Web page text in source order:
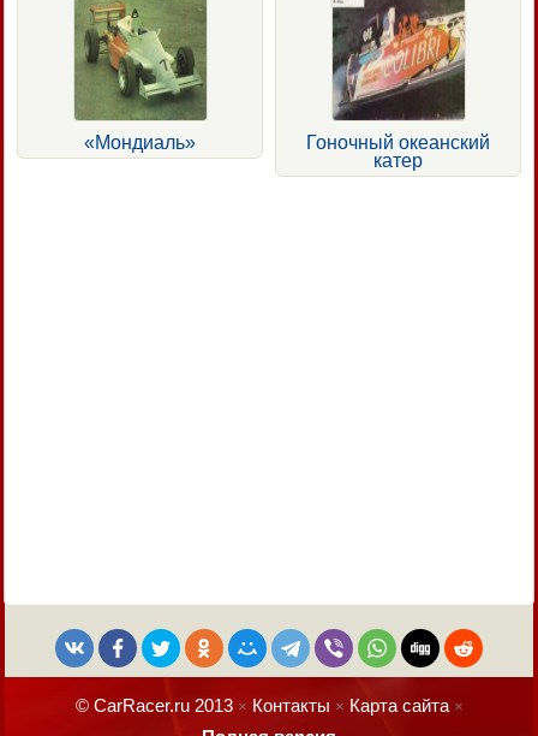
«Мондиаль»
Гоночный океанский
катер
© CarRacer.ru 2013× Контакты × Карта сайта×